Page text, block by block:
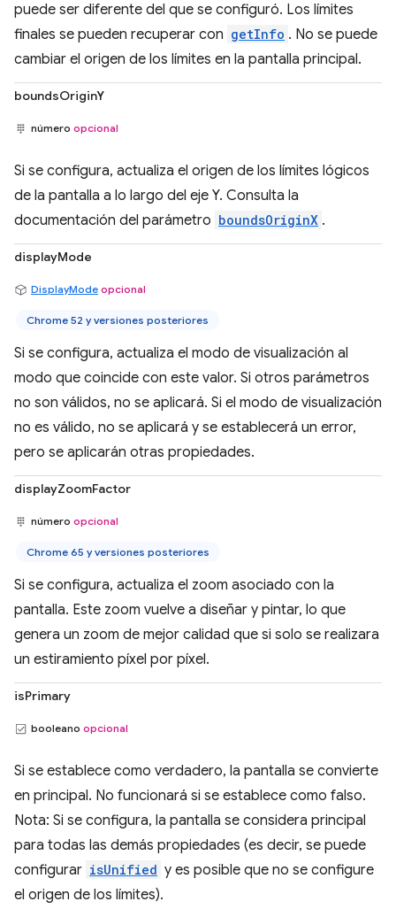
puede ser diferente del que se configuró. Los límites
finales se pueden recuperar con getInfo . No se puede
cambiar el origen de los límites en la pantalla principal.
boundsOriginY
número opcional
Si se configura, actualiza el origen de los límites lógicos
de la pantalla a lo largo del eje Y. Consulta la
documentación del parámetro boundsOriginX .
displayMode
DisplayMode opcional
Chrome 52 y versiones posteriores
Si se configura, actualiza el modo de visualización al
modo que coincide con este valor. Si otros parámetros
no son válidos, no se aplicará. Si el modo de visualización
no es válido, no se aplicará y se establecerá un error,
pero se aplicarán otras propiedades.
displayZoomFactor
número opcional
Chrome 65 y versiones posteriores
Si se configura, actualiza el zoom asociado con la
pantalla. Este zoom vuelve a diseñar y pintar, lo que
genera un zoom de mejor calidad que si solo se realizara
un estiramiento píxel por píxel.
isPrimary
booleano opcional
Si se establece como verdadero, la pantalla se convierte
en principal. No funcionará si se establece como falso.
Nota: Si se configura, la pantalla se considera principal
para todas las demás propiedades (es decir, se puede
configurar isUnified y es posible que no se configure
el origen de los límites).